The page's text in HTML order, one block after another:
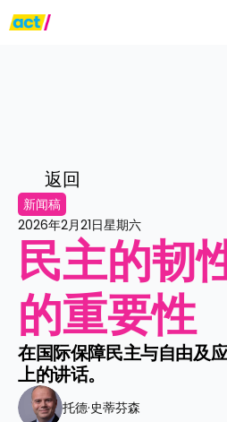
返回
新闻稿
2026年2月21日星期六
民主的韧
的重要性
在国际保障民主与自由及
上的讲话。
托德·史蒂芬森